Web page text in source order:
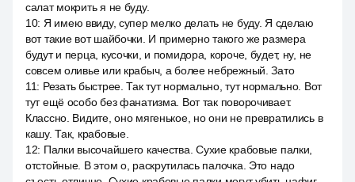
салат мокрить я не буду.
10: Я имею ввиду, супер мелко делать не буду. Я сделаю
вот такие вот шайбочки. И примерно такого же размера
будут и перца, кусочки, и помидора, короче, будет, ну, не
совсем оливье или крабыч, а более небрежный. Зато
11: Резать быстрее. Так тут нормально, тут нормально. Вот
тут ещё особо без фанатизма. Вот так поворочивает.
Классно. Видите, оно мягенькое, но они не превратились в
кашу. Так, крабовые.
12: Палки высочайшего качества. Сухие крабовые палки,
отстойные. В этом о, раскрутилась палочка. Это надо